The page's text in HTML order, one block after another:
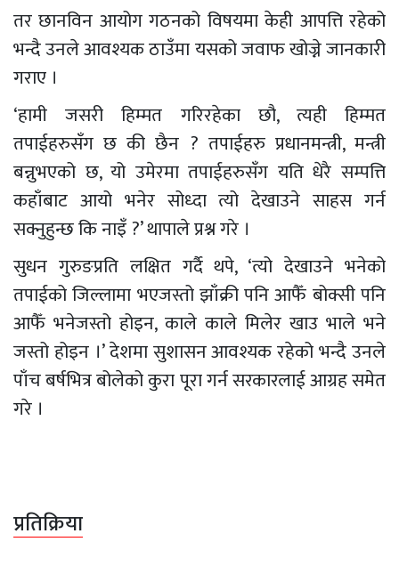
तर छानविन आयोग गठनको विषयमा केही आपत्ति रहेको
भन्दै उनले आवश्यक ठाउँमा यसको जवाफ खोज्ने जानकारी
गराए ।
‘हामी जसरी हिम्मत गरिरहेका छौ, त्यही हिम्मत
तपाईहरुसँग छ की छैन ? तपाईहरु प्रधानमन्त्री, मन्त्री
बन्नुभएको छ, यो उमेरमा तपाईहरुसँग यति धेरै सम्पत्ति
कहाँबाट आयो भनेर सोध्दा त्यो देखाउने साहस गर्न
सक्नुहुन्छ कि नाइँ ?’ थापाले प्रश्न गरे ।
सुधन गुरुङप्रति लक्षित गर्दै थपे, ‘त्यो देखाउने भनेको
तपाईको जिल्लामा भएजस्तो झाँक्री पनि आफैँ बोक्सी पनि
आफैँ भनेजस्तो होइन, काले काले मिलेर खाउ भाले भने
जस्तो होइन ।’ देशमा सुशासन आवश्यक रहेको भन्दै उनले
पाँच बर्षभित्र बोलेको कुरा पूरा गर्न सरकारलाई आग्रह समेत
गरे ।
प्रतिक्रिया